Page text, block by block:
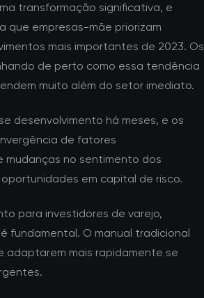
transformação significativa, e
que empresas-mãe priorizam
mais importantes de 2023. Os
de perto como essa tendência
muito além do setor imediato.
desenvolvimento há meses, e os
de fatores
mudanças no sentimento dos
em capital de risco.
para investidores de varejo,
fundamental. O manual tradicional
adaptarem mais rapidamente se